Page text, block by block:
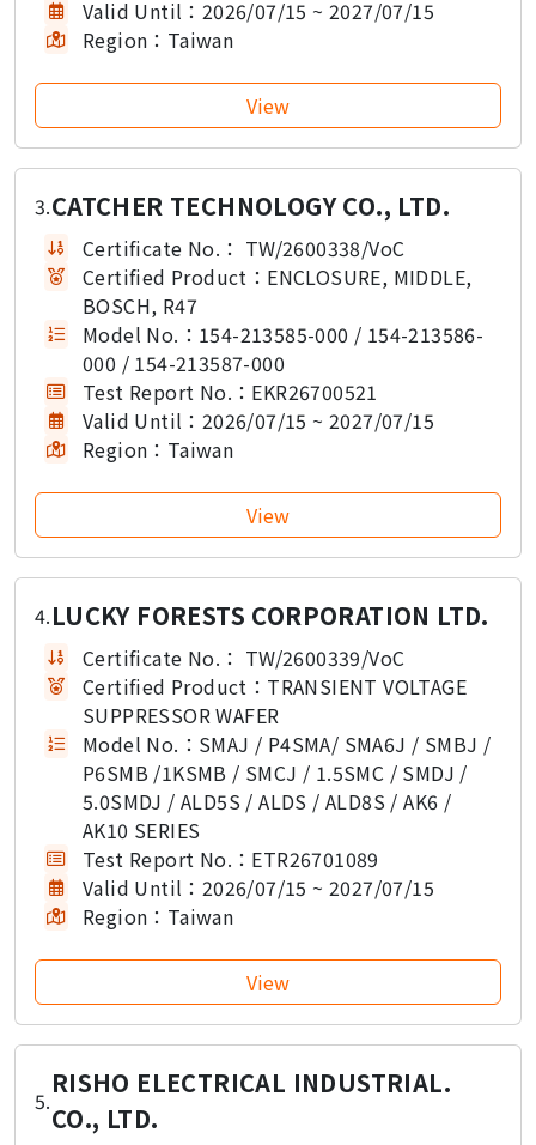
Valid Until： 2026/07/15 ~ 2027/07/15
Region： Taiwan
3.CATCHER TECHNOLOGY CO., LTD.
Certificate No.： TW/2600338/VoC
Certified Product： ENCLOSURE, MIDDLE,
BOSCH, R47
Model No.： 154-213585-000 / 154-213586-
000 / 154-213587-000
Test Report No.： EKR26700521
Valid Until： 2026/07/15 ~ 2027/07/15
Region： Taiwan
4.LUCKY FORESTS CORPORATION LTD.
Certificate No.： TW/2600339/VoC
Certified Product： TRANSIENT VOLTAGE
SUPPRESSOR WAFER
Model No.： SMAJ / P4SMA/ SMA6J / SMBJ /
P6SMB /1KSMB / SMCJ / 1.5SMC / SMDJ /
5.0SMDJ / ALD5S / ALDS / ALD8S / AK6 /
AK10 SERIES
Test Report No.： ETR26701089
Valid Until： 2026/07/15 ~ 2027/07/15
Region： Taiwan
5.
RISHO ELECTRICAL INDUSTRIAL.
CO., LTD.